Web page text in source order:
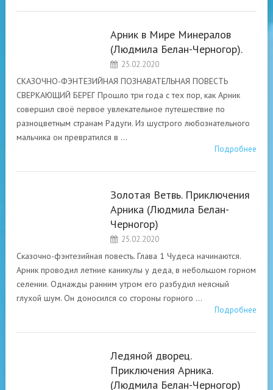
АРНИКА»
ЛЮДМИЛА БЕЛАН-
ЧЕРНОГОР
Арник в Мире Минералов
(Людмила Белан-Черногор).
25.02.2020
СКАЗОЧНО-ФЭНТЕЗИЙНАЯ ПОЗНАВАТЕЛЬНАЯ ПОВЕСТЬ
СВЕРКАЮЩИЙ БЕРЕГ Прошло три года с тех пор, как Арник
совершил своё первое увлекательное путешествие по
разноцветным странам Радуги. Из шустрого любознательного
мальчика он превратился в …
Подробнее
ЛЮДМИЛА БЕЛАН-
ЧЕРНОГОР
Золотая Ветвь. Приключения
Арника (Людмила Белан-
Черногор)
25.02.2020
Сказочно-фэнтезийная повесть. Глава 1 Чудеса начинаются.
Арник проводил летние каникулы у деда, в небольшом горном
селении. Однажды ранним утром его разбудил неясный
глухой шум. Он доносился со стороны горного …
Подробнее
Ледяной дворец.
Приключения Арника.
(Людмила Белан-Черногор)